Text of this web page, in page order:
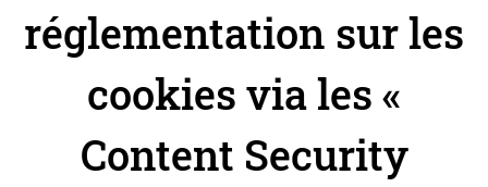
o
r
i
s
réglementation sur les
cookies via les «
Content Security